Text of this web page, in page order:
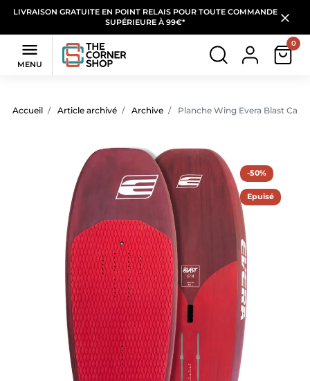
LIVRAISON GRATUITE EN POINT RELAIS POUR TOUTE COMMANDE
SUPÉRIEURE À 99€*

MENU
0
Accueil Article archivé Archive Planche Wing Evera Blast
-50%
Epuisé